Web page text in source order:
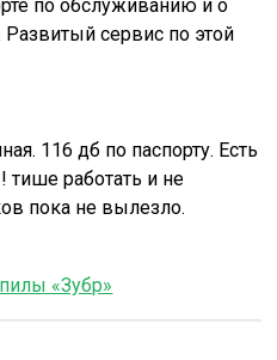
по обслуживанию и о
сервис по этой
116 дб по паспорту. Есть
тише работать и не
пока не вылезло.
«Зубр»